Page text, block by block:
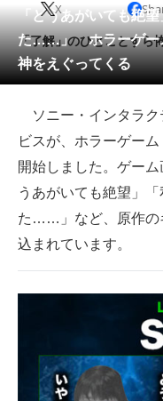
会員記事
メディア
注目記事を集めた総合
ITの今と未来を見通す
スマホと通信の最新ト
進化するPCとデバイス
好きが集まる 比べて選
AI活用のいまが分かる
企業ITのトレンドを詳説
経営リーダーのコミュ
「どうあがいても絶
た……」 ホラーゲー
神をえぐってくる
X
「了解」のひとことすら
ソニー・インタラク
ビスが、ホラーゲーム
開始しました。ゲー
うあがいても絶望」
た……」など、原作の
込まれています。